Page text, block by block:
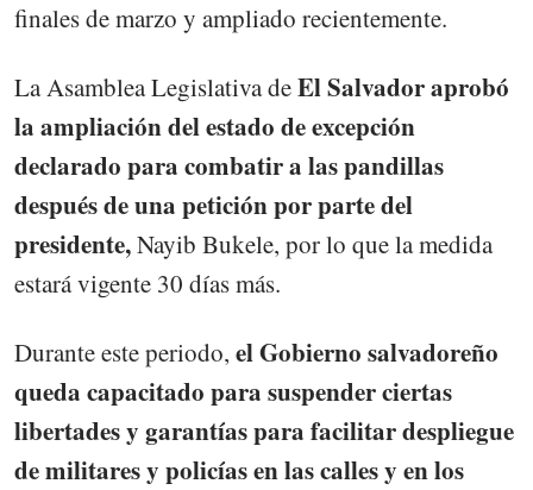
finales de marzo y ampliado recientemente.
La Asamblea Legislativa deEl Salvador aprobó
la ampliación del estado de excepción
declarado para combatir a las pandillas
después de una petición por parte del
presidente,Nayib Bukele, por lo que la medida
estará vigente 30 días más.
Durante este periodo, el Gobierno salvadoreño
queda capacitado para suspender ciertas
libertades y garantías para facilitar despliegue
de militares y policías en las calles y en los